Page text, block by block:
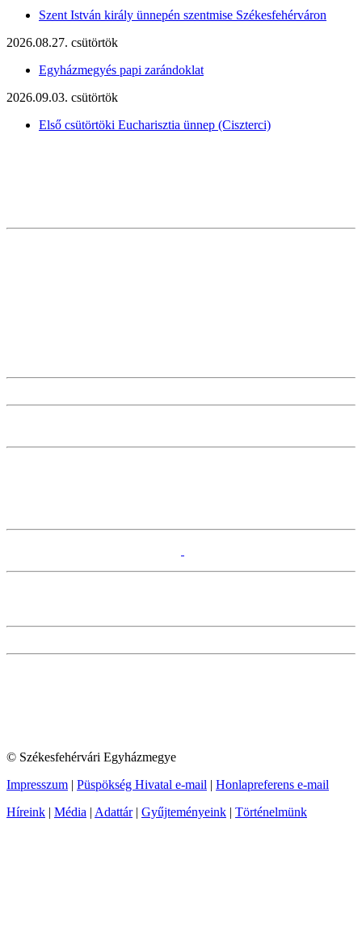
Szent István király ünnepén szentmise Székesfehérváron
2026.08.27. csütörtök
Egyházmegyés papi zarándoklat
2026.09.03. csütörtök
Első csütörtöki Eucharisztia ünnep (Ciszterci)
© Székesfehérvári Egyházmegye
Impresszum | Püspökség Hivatal e-mail | Honlapreferens e-mail
Híreink | Média | Adattár| Gyűjteményeink | Történelmünk